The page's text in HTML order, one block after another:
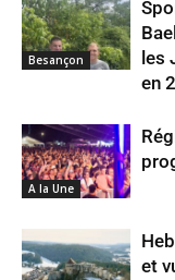
Besançon
les
en
A la Une
et